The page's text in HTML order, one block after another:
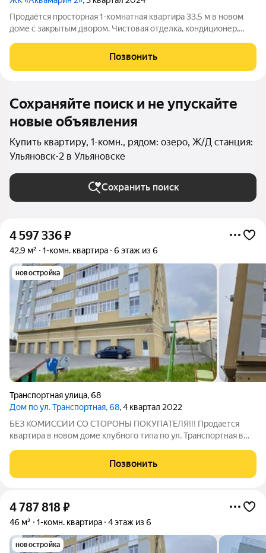
Продаётся просторная 1-комнатная квартира 33,5 м в новом
доме с закрытым двором. Чистовая отделка, кондиционер,
в современном ЖК с закрытой огороженной территорией и
видеоконтролем.
Позвонить
Сохраняйте поиск и не упускайте
новые объявления
Купить квартиру, 1-комн., рядом: озеро, Ж/Д станция:
Ульяновск-2 в Ульяновске
Сохранить поиск
4 597 336₽
42,9 м² 1-комн. квартира 6 этаж из 6
новостройка
Транспортная улица,68
Дом по ул. Транспортная, 68, 4 квартал 2022
БЕЗ КОМИССИИ СО СТОРОНЫ ПОКУПАТЕЛЯ!!! Продается
квартира в новом доме клубного типа по ул. Транспортная в
с индивидуальным отоплением (газовый котел), высота
потолков 3,0 метра! Лоджия
Позвонить
4 787 818₽
46 м² 1-комн. квартира 4 этаж из 6
новостройка